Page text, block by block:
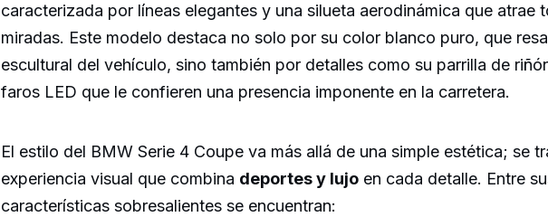
caracterizada por líneas elegantes y una silueta aerodinámica que atrae
miradas. Este modelo destaca no solo por su color blanco puro, que
escultural del vehículo, sino también por detalles como su parrilla de
faros LED que le confieren una presencia imponente en la carretera.
El estilo del BMW Serie 4 Coupe va más allá de una simple estética; se
experiencia visual que combina deportes y lujo en cada detalle. Entre
características sobresalientes se encuentran: